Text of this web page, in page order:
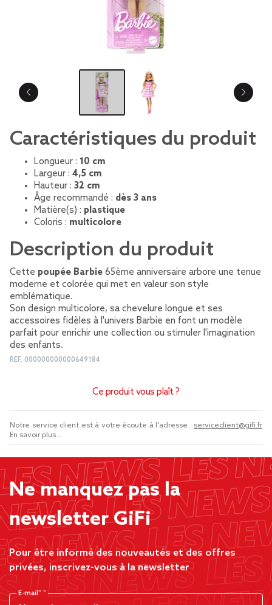
Caractéristiques du produit
Longueur : 10 cm
Largeur : 4,5 cm
Hauteur : 32 cm
Âge recommandé : dès 3 ans
Matière(s) : plastique
Coloris : multicolore
Description du produit
Cette poupée Barbie 65ème anniversaire arbore une tenue
moderne et colorée qui met en valeur son style
emblématique.
Son design multicolore, sa chevelure longue et ses
accessoires fidèles à l'univers Barbie en font un modèle
parfait pour enrichir une collection ou stimuler l'imagination
des enfants.
REF. 000000000000649184
Ce produit vous plaît ?
Notre service client est à votre écoute à l'adresse : serviceclient@gifi.fr
En savoir plus...
Ne manquez pas la
newsletter GiFi
Pour être informé des nouveautés et des offres
privées, inscrivez-vous à la newsletter
E-mail*